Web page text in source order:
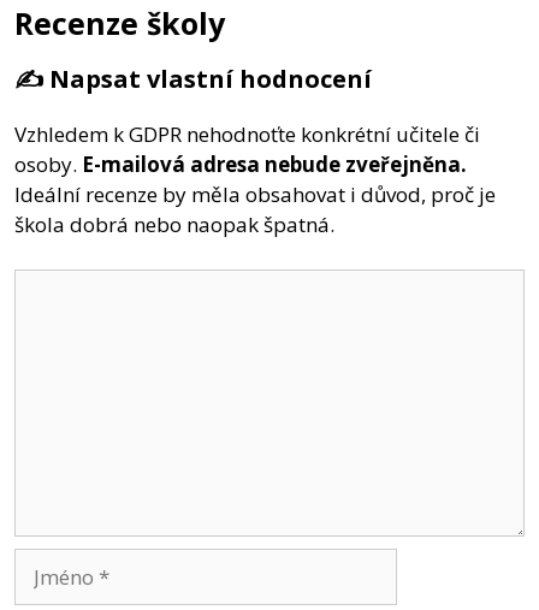
Recenze školy
✍️ Napsat vlastní hodnocení
Vzhledem k GDPR nehodnoťte konkrétní učitele či
osoby. E-mailová adresa nebude zveřejněna.
Ideální recenze by měla obsahovat i důvod, proč je
škola dobrá nebo naopak špatná.